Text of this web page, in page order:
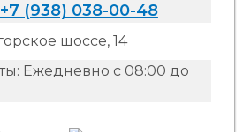
+7 (938) 038-00-48
шоссе, 14
Ежедневно с 08:00 до